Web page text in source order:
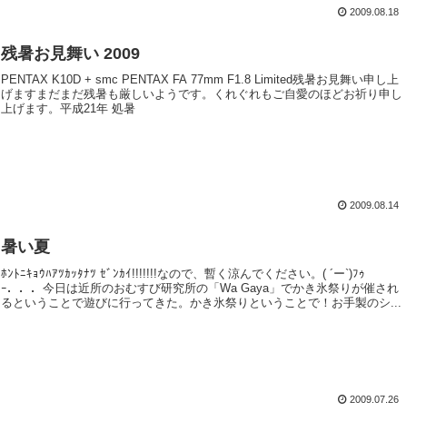
2009.08.18
残暑お見舞い 2009
PENTAX K10D + smc PENTAX FA 77mm F1.8 Limited残暑お見舞い申し上
げますまだまだ残暑も厳しいようです。くれぐれもご自愛のほどお祈り申し
上げます。平成21年 処暑
2009.08.14
暑い夏
ﾎﾝﾄﾆｷｮｳﾊｱﾂｶｯﾀﾅﾂ ｾﾞﾝｶｲ!!!!!!!なので、暫く涼んでください。( ´ー`)ﾌｩ
ｰ．．．今日は近所のおむすび研究所の「Wa Gaya」でかき氷祭りが催され
るということで遊びに行ってきた。かき氷祭りということで！お手製のシ...
2009.07.26